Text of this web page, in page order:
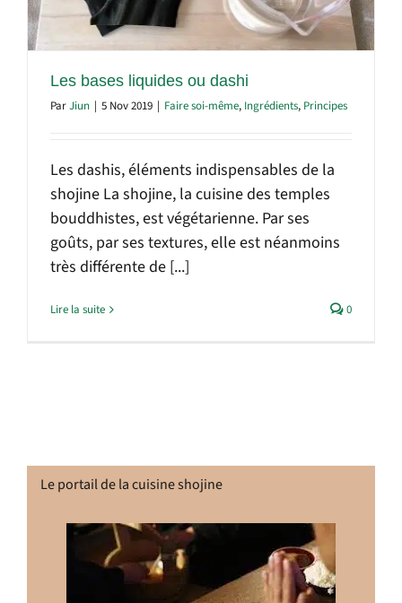
Les bases liquides ou dashi
ParJiun | 5 Nov 2019 | Faire soi-même, Ingrédients, Principes
Les dashis, éléments indispensables de la
shojine La shojine, la cuisine des temples
bouddhistes, est végétarienne. Par ses
goûts, par ses textures, elle est néanmoins
très différente de [...]
Lire la suite 0
Le portail de la cuisine shojine